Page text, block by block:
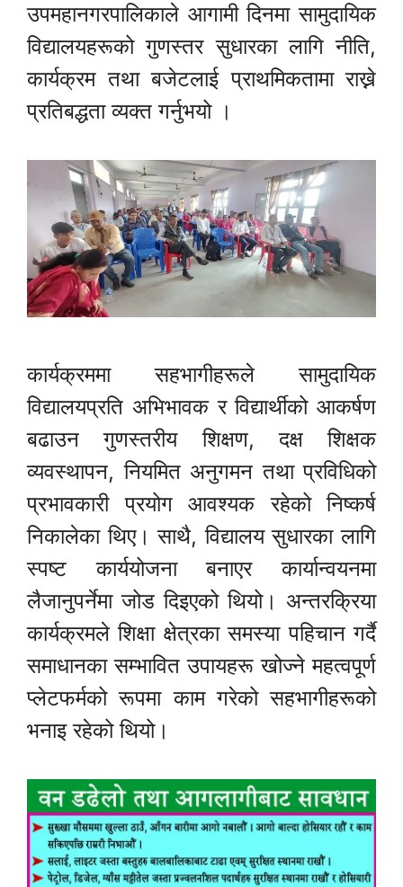
उपमहानगरपालिकाले आगामी दिनमा सामुदायिक
विद्यालयहरूको गुणस्तर सुधारका लागि नीति,
कार्यक्रम तथा बजेटलाई प्राथमिकतामा राख्ने
प्रतिबद्धता व्यक्त गर्नुभयो ।
कार्यक्रममा सहभागीहरूले सामुदायिक
विद्यालयप्रति अभिभावक र विद्यार्थीको आकर्षण
बढाउन गुणस्तरीय शिक्षण, दक्ष शिक्षक
व्यवस्थापन, नियमित अनुगमन तथा प्रविधिको
प्रभावकारी प्रयोग आवश्यक रहेको निष्कर्ष
निकालेका थिए। साथै, विद्यालय सुधारका लागि
स्पष्ट कार्ययोजना बनाएर कार्यान्वयनमा
लैजानुपर्नेमा जोड दिइएको थियो। अन्तरक्रिया
कार्यक्रमले शिक्षा क्षेत्रका समस्या पहिचान गर्दै
समाधानका सम्भावित उपायहरू खोज्ने महत्वपूर्ण
प्लेटफर्मको रूपमा काम गरेको सहभागीहरूको
भनाइ रहेको थियो।